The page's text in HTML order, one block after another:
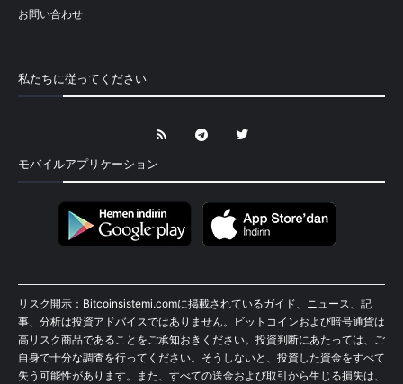
お問い合わせ
私たちに従ってください
モバイルアプリケーション
リスク開示：Bitcoinsistemi.comに掲載されているガイド、ニュース、記
事、分析は投資アドバイスではありません。ビットコインおよび暗号通貨は
高リスク商品であることをご承知おきください。投資判断にあたっては、ご
自身で十分な調査を行ってください。そうしないと、投資した資金をすべて
失う可能性があります。また、すべての送金および取引から生じる損失は、